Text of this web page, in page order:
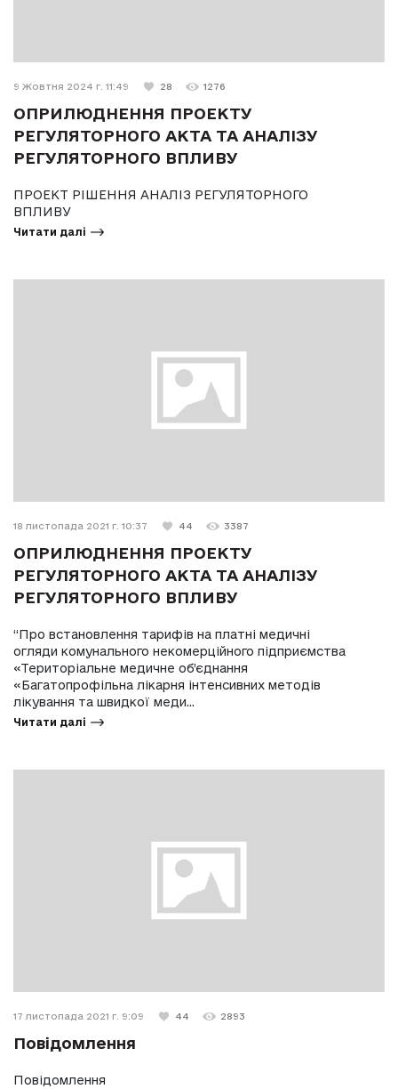
9 Жовтня 2024 г. 11:49 28 1276
ОПРИЛЮДНЕННЯ ПРОЕКТУ
РЕГУЛЯТОРНОГО АКТА ТА АНАЛІЗУ
РЕГУЛЯТОРНОГО ВПЛИВУ
ПРОЕКТ РІШЕННЯ АНАЛІЗ РЕГУЛЯТОРНОГО
ВПЛИВУ
Читати далі
18 листопада 2021 г. 10:37 44 3387
ОПРИЛЮДНЕННЯ ПРОЕКТУ
РЕГУЛЯТОРНОГО АКТА ТА АНАЛІЗУ
РЕГУЛЯТОРНОГО ВПЛИВУ
“Про встановлення тарифів на платні медичні
огляди комунального некомерційного підприємства
«Територіальне медичне об’єднання
«Багатопрофільна лікарня інтенсивних методів
лікування та швидкої меди...
Читати далі
17 листопада 2021 г. 9:09 44 2893
Повідомлення
Повідомлення